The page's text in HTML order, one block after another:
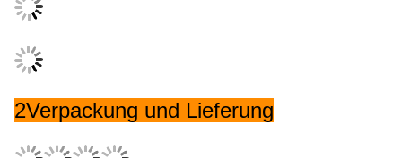
2Verpackung und Lieferung